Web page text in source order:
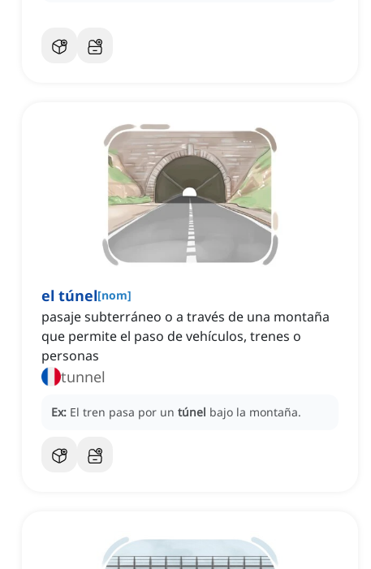
el túnel[nom]
pasaje subterráneo o a través de una montaña
que permite el paso de vehículos, trenes o
personas
tunnel
Ex: El tren pasa por un túnel bajo la montaña.